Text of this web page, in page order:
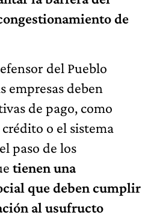
de
del Pueblo
empresas deben
de pago, como
o el sistema
paso de los
tienen una
que deben cumplir
al usufructo